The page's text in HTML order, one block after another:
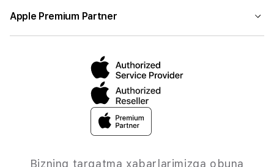
Apple Premium Partner
Bizning tarqatma xabarlarimizga obuna